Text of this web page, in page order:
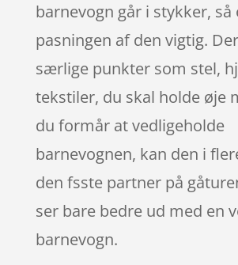
barnevogn går i stykker, så
pasningen af den vigtig.
særlige punkter som stel,
tekstiler, du skal holde øje
du formår at vedligeholde
barnevognen, kan den i
den fsste partner på
ser bare bedre ud med en
barnevogn.